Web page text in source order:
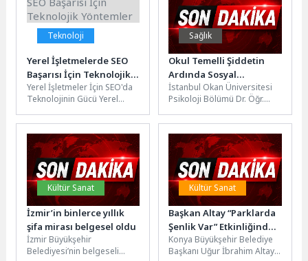
Teknoloji
Yerel İşletmelerde SEO
Başarısı İçin Teknolojik
Yöntemler
Yerel İşletmeler İçin SEO'da
Teknolojinin Gücü Yerel
pazarlama stratejilerinde
büyük bir...
Sağlık
Okul Temelli Şiddetin
Ardında Sosyal
Dışlanma: Ergenler
Kimlik İnşasında Şiddete
Yönelebiliyor
İstanbul Okan Üniversitesi
Psikoloji Bölümü Dr. Öğr.
Kahramanmaraş ve
Şanlıurfa’da gerçekleşen
okul...
Kültür Sanat
İzmir’in binlerce yıllık
şifa mirası belgesel oldu
İzmir Büyükşehir
Belediyesi’nin belgeseli
Kültür Sanat
Başkan Altay “Parklarda
Şenlik Var” Etkinliğinde
Çocukların Yaz
Coşkusuna Ortak Oldu
Konya Büyükşehir Belediye
Başkanı Uğur İbrahim Altay,